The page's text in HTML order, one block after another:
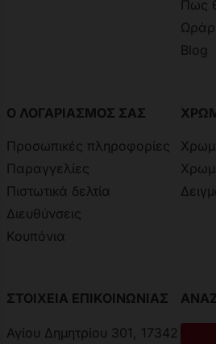
Πως
Blog
Ο ΛΟΓΑΡΙΑΣΜΟΣ ΣΑΣ
Προσωπικές πληροφορίες
Παραγγελίες
Πιστωτικά δελτία
Διευθύνσεις
Κουπόνια
ΣΤΟΙΧΕΙΑ ΕΠΙΚΟΙΝΩΝΙΑΣ
Αγίου Δημητρίου 301, 17342